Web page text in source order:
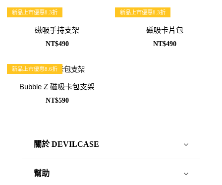
新品上市優惠8.3折
磁吸手持支架
NT$490
新品上市優惠8.3折
磁吸卡片包
NT$490
新品上市優惠8.6折
Bubble Z 磁吸卡包支架
NT$590
關於 DEVILCASE
幫助